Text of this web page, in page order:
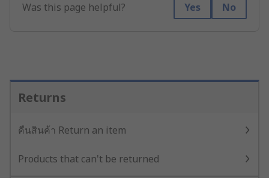
Was this page helpful? Yes No
Returns
คืนสินค้า Return an item
Products that can't be returned